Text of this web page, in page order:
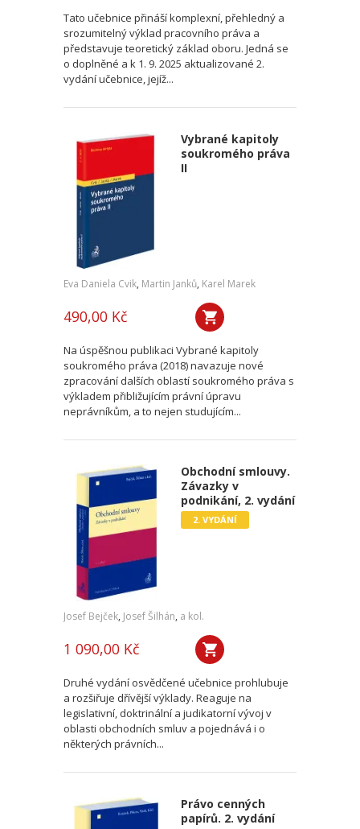
Tato učebnice přináší komplexní, přehledný a
srozumitelný výklad pracovního práva a
představuje teoretický základ oboru. Jedná se
o doplněné a k 1. 9. 2025 aktualizované 2.
vydání učebnice, jejíž...
Vybrané kapitoly
soukromého práva
II
Eva Daniela Cvik, Martin Janků, Karel Marek
490,00 Kč
Na úspěšnou publikaci Vybrané kapitoly
soukromého práva (2018) navazuje nové
zpracování dalších oblastí soukromého práva s
výkladem přibližujícím právní úpravu
neprávníkům, a to nejen studujícím...
Obchodní smlouvy.
Závazky v
podnikání, 2. vydání
2. VYDÁNÍ
Josef Bejček, Josef Šilhán, a kol.
1 090,00 Kč
Druhé vydání osvědčené učebnice prohlubuje
a rozšiřuje dřívější výklady. Reaguje na
legislativní, doktrinální a judikatorní vývoj v
oblasti obchodních smluv a pojednává i o
některých právních...
Právo cenných
papírů. 2. vydání